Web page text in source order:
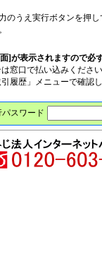
のうえ実行ボタンを押
]が表示されますので必
窓口で払い込みくださ
履歴」メニューで確認
スワード